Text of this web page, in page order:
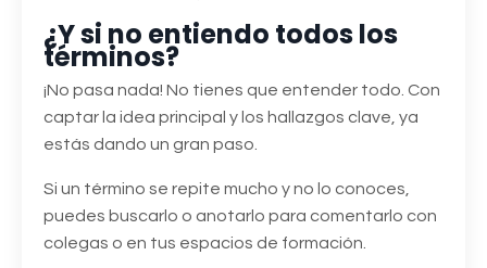
¿Y si no entiendo todos los
términos?
¡No pasa nada! No tienes que entender todo. Con
captar la idea principal y los hallazgos clave, ya
estás dando un gran paso.
Si un término se repite mucho y no lo conoces,
puedes buscarlo o anotarlo para comentarlo con
colegas o en tus espacios de formación.